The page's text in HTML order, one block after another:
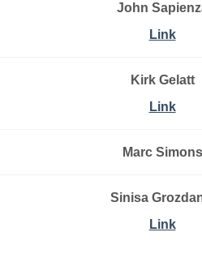
John
Link
Kirk Gelatt
Link
Marc Simons
Sinisa
Link